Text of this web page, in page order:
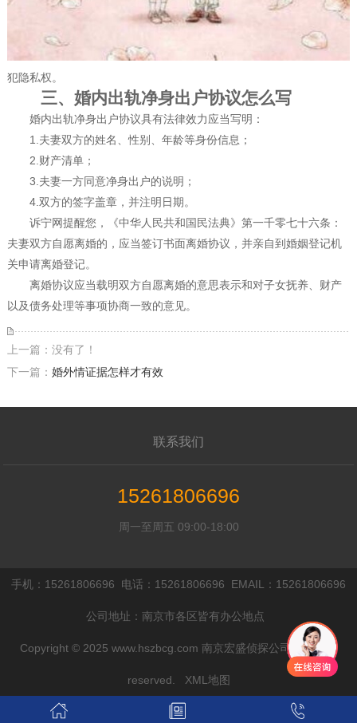
犯隐私权。
三、婚内出轨净身出户协议怎么写
婚内出轨净身出户协议具有法律效力应当写明：
1.夫妻双方的姓名、性别、年龄等身份信息；
2.财产清单；
3.夫妻一方同意净身出户的说明；
4.双方的签字盖章，并注明日期。
诉宁网提醒您，《中华人民共和国民法典》第一千零七十六条：
夫妻双方自愿离婚的，应当签订书面离婚协议，并亲自到婚姻登记机
关申请离婚登记。
离婚协议应当载明双方自愿离婚的意思表示和对子女抚养、财产
以及债务处理等事项协商一致的意见。
上一篇：没有了！
下一篇： 婚外情证据怎样才有效
联系我们
15261806696
周一至周五 09:00-18:00
手机：15261806696 电话：15261806696 EMAIL：15261806696
公司地址：南京市各区皆有办公地点
Copyright © 2025 www.hszbcg.com 南京宏盛侦探公司 All rights
reserved. XML地图